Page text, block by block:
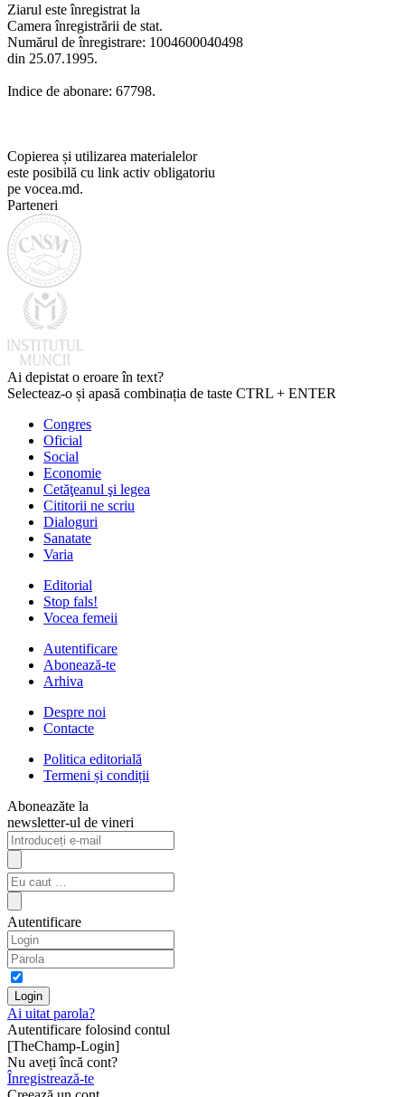
Ziarul este înregistrat la
Camera înregistrării de stat.
Numărul de înregistrare: 1004600040498
din 25.07.1995.
Indice de abonare: 67798.
Copierea și utilizarea materialelor
este posibilă cu link activ obligatoriu
pe vocea.md.
Parteneri
Ai depistat o eroare în text?
Selecteaz-o și apasă combinația de taste CTRL + ENTER
Congres
Oficial
Social
Economie
Cetăţeanul şi legea
Cititorii ne scriu
Dialoguri
Sanatate
Varia
Editorial
Stop fals!
Vocea femeii
Autentificare
Abonează-te
Arhiva
Despre noi
Contacte
Politica editorială
Termeni și condiții
Aboneazăte la
newsletter-ul de vineri
Autentificare
Ai uitat parola?
Autentificare folosind contul
[TheChamp-Login]
Nu aveți încă cont?
Înregistrează-te